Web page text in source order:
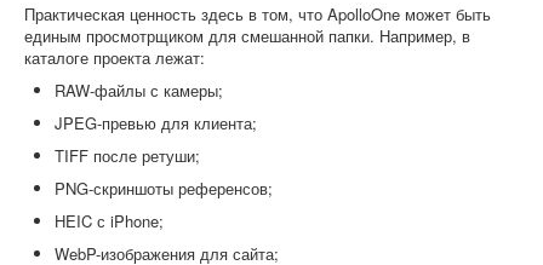
Практическая ценность здесь в том, что ApolloOne может быть
единым просмотрщиком для смешанной папки. Например, в
каталоге проекта лежат:
RAW-файлы с камеры;
JPEG-превью для клиента;
TIFF после ретуши;
PNG-скриншоты референсов;
HEIC с iPhone;
WebP-изображения для сайта;